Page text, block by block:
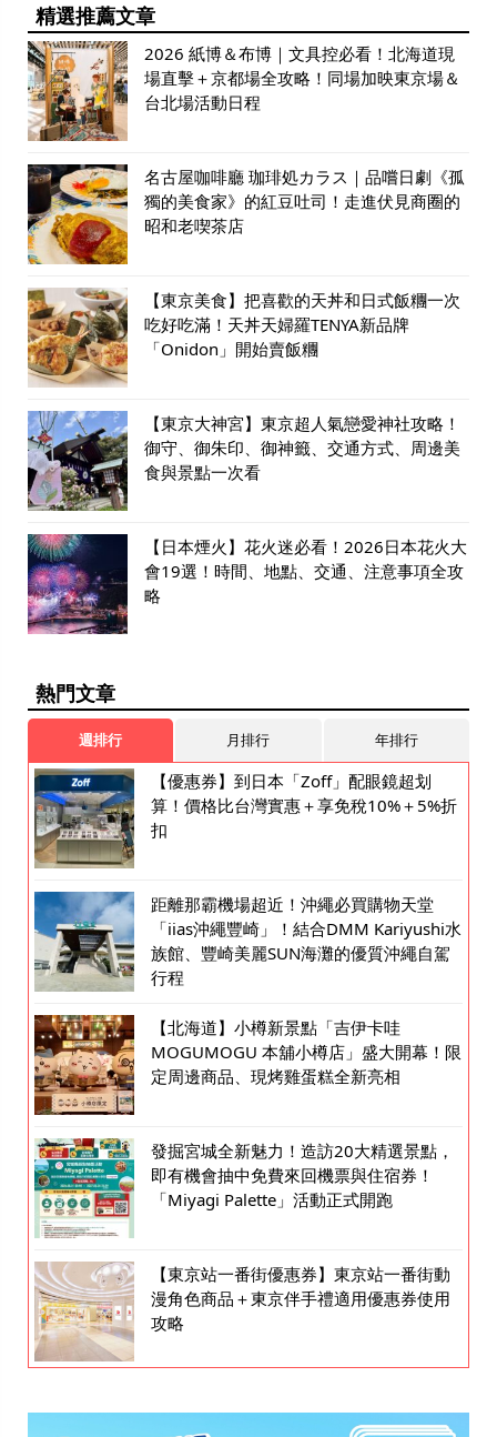
精選推薦文章
2026 紙博＆布博｜文具控必看！北海道現
場直擊＋京都場全攻略！同場加映東京場＆
台北場活動日程
名古屋咖啡廳 珈琲処カラス｜品嚐日劇《孤
獨的美食家》的紅豆吐司！走進伏見商圈的
昭和老喫茶店
【東京美食】把喜歡的天丼和日式飯糰一次
吃好吃滿！天丼天婦羅TENYA新品牌
「Onidon」開始賣飯糰
【東京大神宮】東京超人氣戀愛神社攻略！
御守、御朱印、御神籤、交通方式、周邊美
食與景點一次看
【日本煙火】花火迷必看！2026日本花火大
會19選！時間、地點、交通、注意事項全攻
略
熱門文章
週排行 月排行 年排行
【優惠券】到日本「Zoff」配眼鏡超划
算！價格比台灣實惠＋享免稅10%＋5%折
扣
距離那霸機場超近！沖繩必買購物天堂
「iias沖繩豐崎」！結合DMM Kariyushi水
族館、豐崎美麗SUN海灘的優質沖繩自駕
行程
【北海道】小樽新景點「吉伊卡哇
MOGUMOGU 本舖小樽店」盛大開幕！限
定周邊商品、現烤雞蛋糕全新亮相
發掘宮城全新魅力！造訪20大精選景點，
即有機會抽中免費來回機票與住宿券！
「Miyagi Palette」活動正式開跑
【東京站一番街優惠券】東京站一番街動
漫角色商品＋東京伴手禮適用優惠券使用
攻略